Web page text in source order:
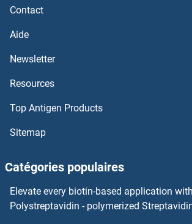
Contact
Aide
Newsletter
Resources
Top Antigen Products
Sitemap
Catégories populaires
Elevate every biotin-based application with
Polystreptavidin - polymerized